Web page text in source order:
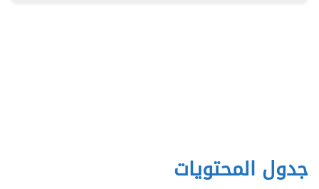
جدول المحتويات